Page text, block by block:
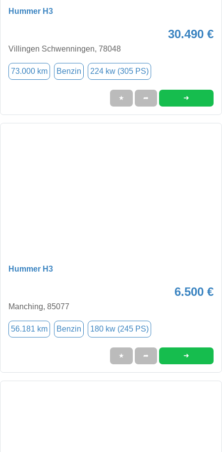
Hummer H3
30.490 €
Villingen Schwenningen, 78048
73.000 km Benzin 224 kw (305 PS)
★ ➦ ➜
Hummer H3
6.500 €
Manching, 85077
56.181 km Benzin 180 kw (245 PS)
★ ➦ ➜